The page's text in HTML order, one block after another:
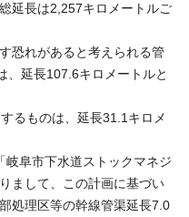
延長は2,257キロメートルご
恐れがあると考えられる管
、延長107.6キロメートルと
るものは、延長31.1キロメ
阜市下水道ストックマネジ
まして、この計画に基づい
処理区等の幹線管渠延長7.0